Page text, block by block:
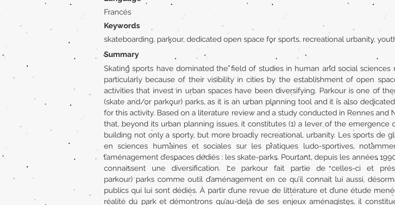
Francés
Keywords
skateboarding, parkour, dedicated open space for sports, recreational urbanity,
Summary
Skating sports have dominated the field of studies in human and social
particularly because of their visibility in cities by the establishment of open
activities that invest in urban spaces have been diversifying. Parkour is one of
(skate and/or parkour) parks, as it is an urban planning tool and it is also
for this activity. Based on a literature review and a study conducted in Rennes
that, beyond its urban planning issues, it constitutes (1) a lever of the
building not only a sporty, but more broadly recreational, urbanity. Les sports de
en sciences humaines et sociales sur les pratiques ludo-sportives,
l’aménagement d’espaces dédiés : les skate-parks. Pourtant, depuis les années
connaissent une diversification. Le parkour fait partie de celles-ci et
parkour) parks comme outil d’aménagement en ce qu’il connait lui aussi,
publics qui lui sont dédiés. À partir d’une revue de littérature et d’une étude
réalité du park et démontrons qu’au-delà de ses enjeux aménagistes, il